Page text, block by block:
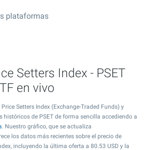
plataformas
Setters Index - PSET
en vivo
Setters Index (Exchange-Traded Funds) y
de PSET de forma sencilla accediendo a
. Nuestro gráfico, que se actualiza
los datos más recientes sobre el precio de
incluyendo la última oferta a 80.53 USD y la